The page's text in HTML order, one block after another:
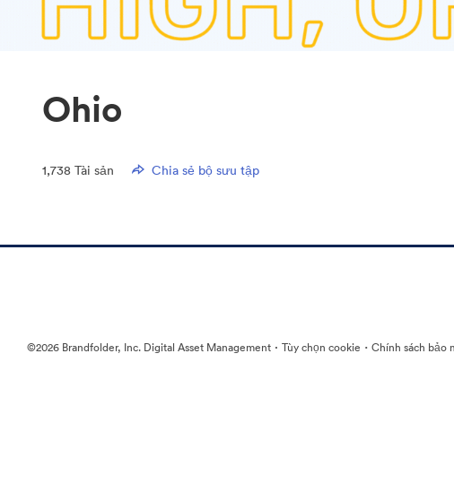
Ohio
1,738 Tài sản Chia sẻ bộ sưu tập
©2026 Brandfolder, Inc. Digital Asset Management · Tùy chọn cookie · Chính sách bảo